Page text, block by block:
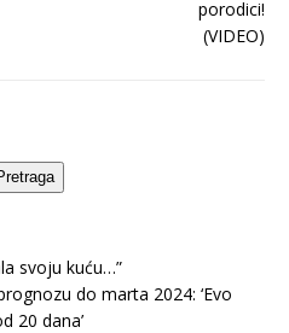
svoju kuću…”
do marta 2024: ‘Evo
20 dana’